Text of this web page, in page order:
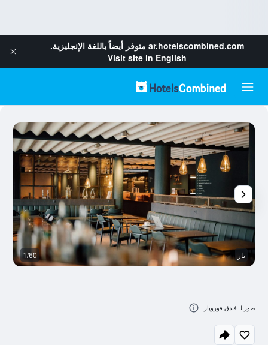
ar.hotelscombined.com متوفر أيضاً باللغة الإنجليزية.
Visit site in English
بار 1/60
صور لـ فندق فورويار